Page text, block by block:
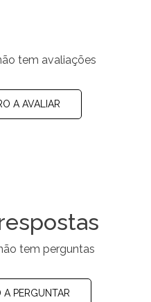
tem avaliações
A AVALIAR
tem perguntas
A PERGUNTAR